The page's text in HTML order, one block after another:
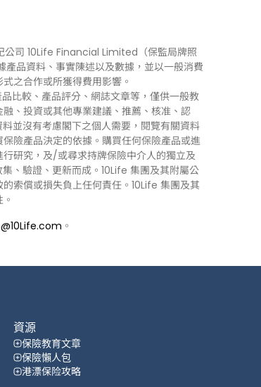
公司 10Life Financial Limited（保監局牌照
產品資料、事實陳述以及數據，並以一般消費
之合作或所獲得費用影響。
比較、產品評分、網誌文章等，僅供一般教
、投資或其他專業建議、推薦、核准、認
並沒有考慮閣下之個人需要，閱覽有關資料
險產品決定的依據。購買任何保險產品或進
研究，及/或尋求持牌保險中介人的獨立及
、驗證、更新而成。10Life 集團及其附屬公
索償或損失負上任何責任。10Life 集團及其
。
資源
保險教育文章
保險懶人包
港漂保险攻略